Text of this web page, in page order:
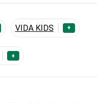
VIDA KIDS +
+